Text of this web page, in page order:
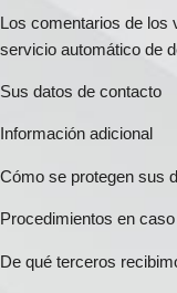
Los comentarios de los
servicio automático de
Sus datos de contacto
Información adicional
Cómo se protegen sus
Procedimientos en
De qué terceros